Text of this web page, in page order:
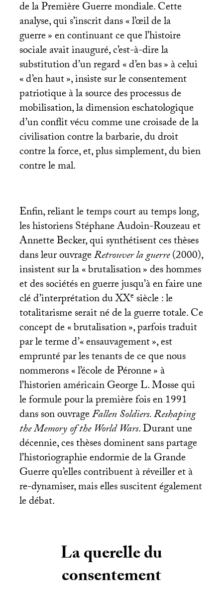
de la Première Guerre mondiale. Cette
analyse, qui s’inscrit dans «l’œil de la
guerre» en continuant ce que l’histoire
sociale avait inauguré, c’est-à-dire la
substitution d’un regard «d’en bas» à celui
«d’en haut», insiste sur le consentement
patriotique à la source des processus de
mobilisation, la dimension eschatologique
d’un conflit vécu comme une croisade de la
civilisation contre la barbarie, du droit
contre la force, et, plus simplement, du bien
contre le mal.
Enfin, reliant le temps court au temps long,
les historiens Stéphane Audoin-Rouzeau et
Annette Becker, qui synthétisent ces thèses
dans leur ouvrageRetrouver la guerre(2000),
insistent sur la «brutalisation» des hommes
et des sociétés en guerre jusqu’à en faire une
clé d’interprétation duXXesiècle : le
totalitarisme serait né de la guerre totale. Ce
concept de «brutalisation», parfois traduit
par le terme d’«ensauvagement», est
emprunté par les tenants de ce que nous
nommerons «l’école de Péronne» à
l’historien américain George L. Mosse qui
le formule pour la première fois en 1991
dans son ouvrageFallen Soldiers. Reshaping
the Memory of the World Wars. Durant une
décennie, ces thèses dominent sans partage
l’historiographie endormie de la Grande
Guerre qu’elles contribuent à réveiller et à
re-dynamiser, mais elles suscitent également
le débat.
La querelle du
consentement